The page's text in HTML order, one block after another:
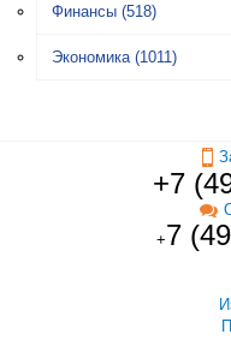
Финансы (518)
Экономика (1011)
+7
+7